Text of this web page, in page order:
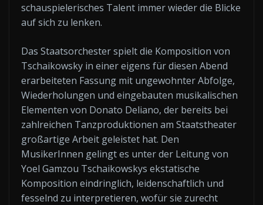
schauspielerisches Talent immer wieder die Blicke
auf sich zu lenken.
Das Staatsorchester spielt die Komposition von
Tschaikowsky in einer eigens für diesen Abend
erarbeiteten Fassung mit ungewohnter Abfolge,
Wiederholungen und eingebauten musikalischen
Elementen von Donato Deliano, der bereits bei
zahlreichen Tanzproduktionen am Staatstheater
großartige Arbeit geleistet hat. Den
MusikerInnen gelingt es unter der Leitung von
Yoel Gamzou Tschaikowskys ekstatische
Komposition eindringlich, leidenschaftlich und
fesselnd zu interpretieren, wofür sie zurecht